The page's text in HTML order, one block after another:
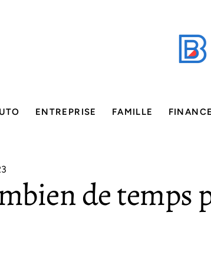
ENTREPRISE FAMILLE FINANCE
de temps